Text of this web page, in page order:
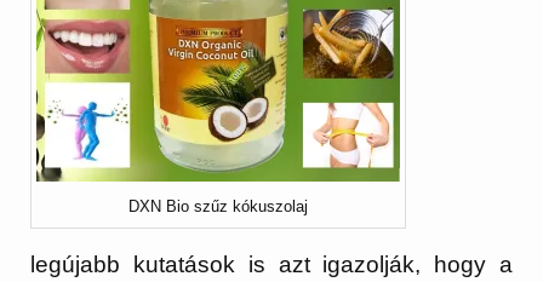
DXN Bio szűz kókuszolaj
legújabb kutatások is azt igazolják, hogy a